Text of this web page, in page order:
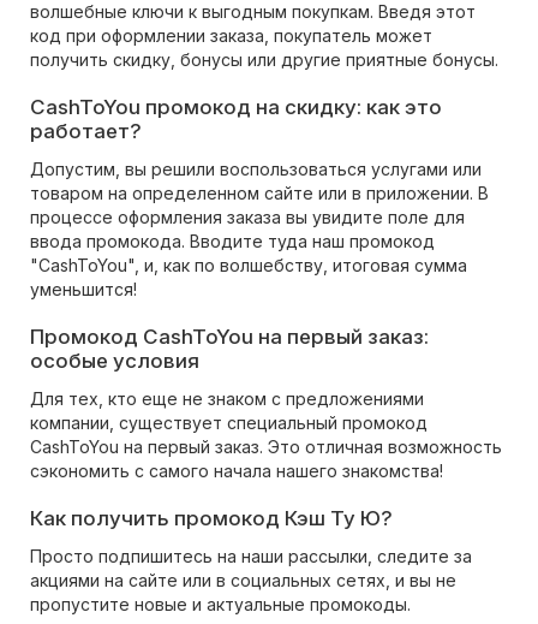
волшебные ключи к выгодным покупкам. Введя этот
код при оформлении заказа, покупатель может
получить скидку, бонусы или другие приятные бонусы.
CashToYou промокод на скидку: как это
работает?
Допустим, вы решили воспользоваться услугами или
товаром на определенном сайте или в приложении. В
процессе оформления заказа вы увидите поле для
ввода промокода. Вводите туда наш промокод
"CashToYou", и, как по волшебству, итоговая сумма
уменьшится!
Промокод CashToYou на первый заказ:
особые условия
Для тех, кто еще не знаком с предложениями
компании, существует специальный промокод
CashToYou на первый заказ. Это отличная возможность
сэкономить с самого начала нашего знакомства!
Как получить промокод Кэш Ту Ю?
Просто подпишитесь на наши рассылки, следите за
акциями на сайте или в социальных сетях, и вы не
пропустите новые и актуальные промокоды.